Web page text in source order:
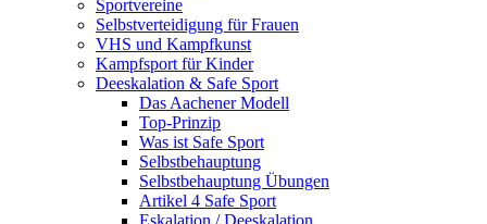
Sportvereine
Selbstverteidigung für Frauen
VHS und Kampfkunst
Kampfsport für Kinder
Deeskalation & Safe Sport
Das Aachener Modell
Top-Prinzip
Was ist Safe Sport
Selbstbehauptung
Selbstbehauptung Übungen
Artikel 4 Safe Sport
Eskalation / Deeskalation